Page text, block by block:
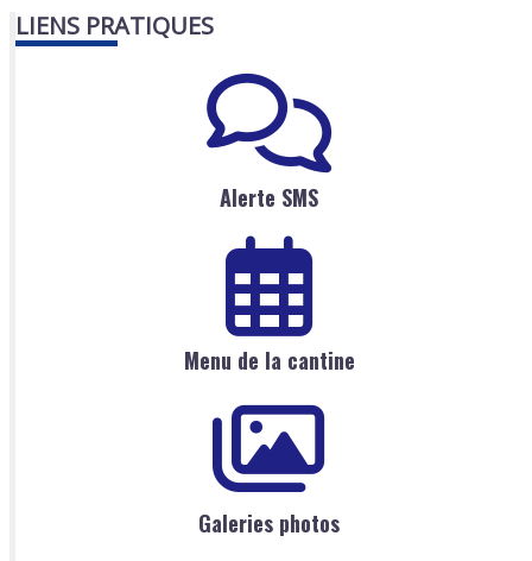
LIENS PRATIQUES
Alerte SMS
Menu de la cantine
Galeries photos